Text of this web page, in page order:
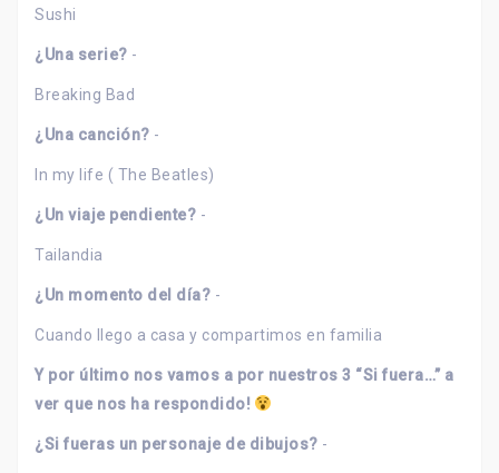
Sushi
¿Una serie? -
Breaking Bad
¿Una canción? -
In my life ( The Beatles)
¿Un viaje pendiente? -
Tailandia
¿Un momento del día? -
Cuando llego a casa y compartimos en familia
Y por último nos vamos a por nuestros 3 “Si fuera…” a
ver que nos ha respondido!
¿Si fueras un personaje de dibujos? -